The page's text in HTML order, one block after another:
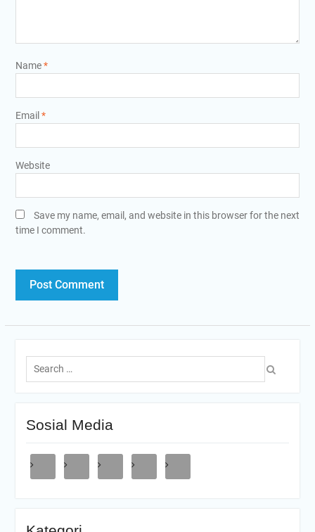
Name*
Email *
Website
Save my name, email, and website in this browser for the next
time I comment.
Search
for:
Sosial Media